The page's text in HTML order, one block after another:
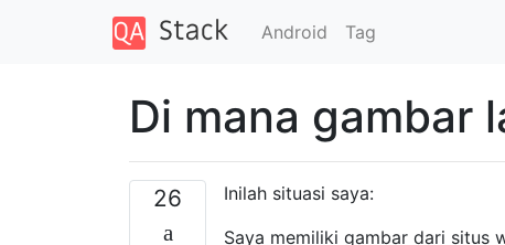
Android Tag
Di mana gambar
26
Inilah situasi saya:
Saya memiliki gambar dari situs